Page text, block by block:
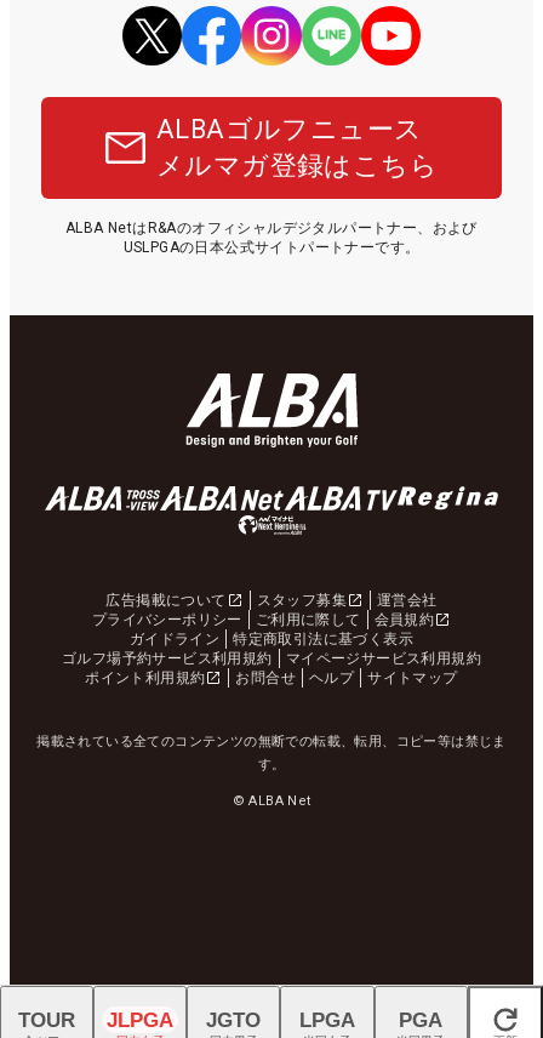
ALBAゴルフニュース
メルマガ登録はこちら
ALBA NetはR&Aのオフィシャルデジタルパートナー、および
USLPGAの日本公式サイトパートナーです。
広告掲載について スタッフ募集
運営会社
プライバシーポリシー
ご利用に際して
会員規約
ガイドライン
特定商取引法に基づく表示
ゴルフ場予約サービス利用規約
マイページサービス利用規約
ポイント利用規約
お問合せ ヘルプ サイトマップ
掲載されている全てのコンテンツの無断での転載、転用、コピー等は禁じま
す。
© ALBA Net
閉じる
TOUR JLPGA JGTO LPGA PGA